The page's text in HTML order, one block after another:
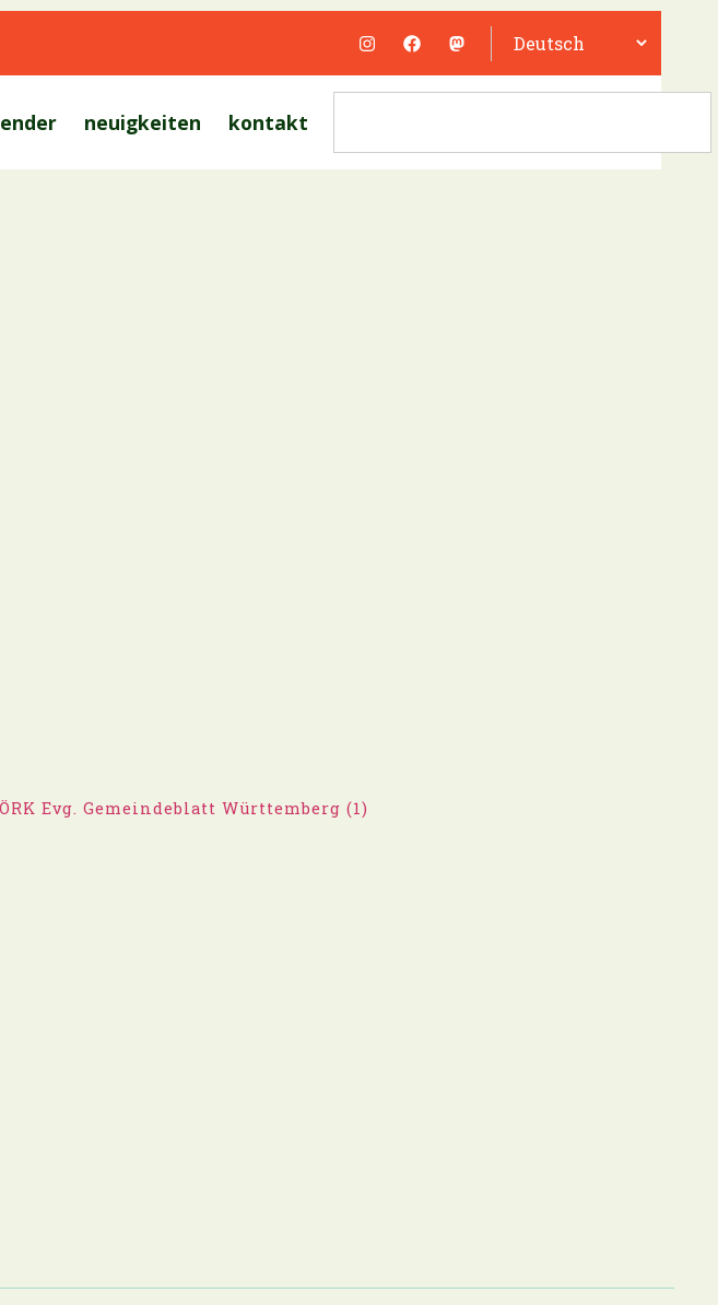
neuigkeiten kontakt
Evg. Gemeindeblatt Württemberg (1)